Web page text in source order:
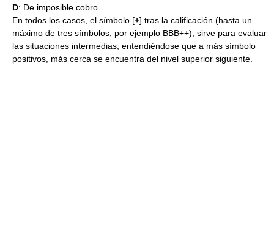
D: De imposible cobro.
En todos los casos, el símbolo [+] tras la calificación (hasta un
máximo de tres símbolos, por ejemplo BBB++), sirve para evaluar
las situaciones intermedias, entendiéndose que a más símbolo
positivos, más cerca se encuentra del nivel superior siguiente.